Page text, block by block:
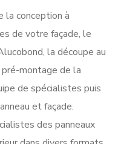
la conception à
de votre façade, le
la découpe au
pré-montage de la
de spécialistes puis
et façade.
des panneaux